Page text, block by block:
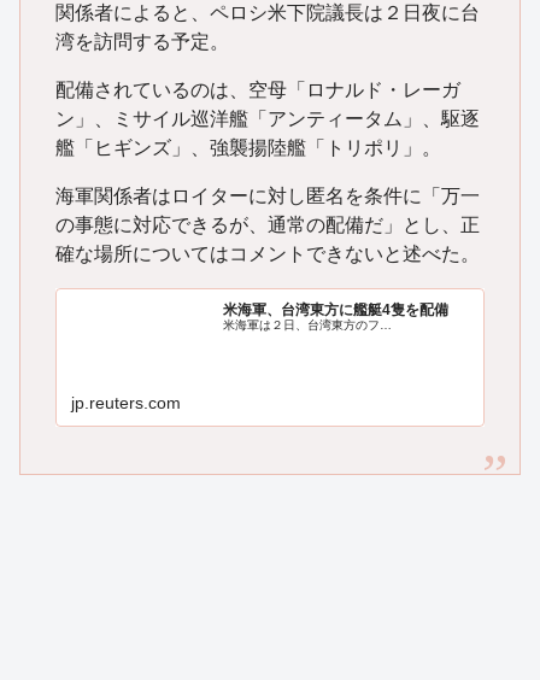
関係者によると、ペロシ米下院議長は２日夜に台
湾を訪問する予定。
配備されているのは、空母「ロナルド・レーガ
ン」、ミサイル巡洋艦「アンティータム」、駆逐
艦「ヒギンズ」、強襲揚陸艦「トリポリ」。
海軍関係者はロイターに対し匿名を条件に「万一
の事態に対応できるが、通常の配備だ」とし、正
確な場所についてはコメントできないと述べた。
米海軍、台湾東方に艦艇4隻を配備
米海軍は２日、台湾東方のフ…
jp.reuters.com